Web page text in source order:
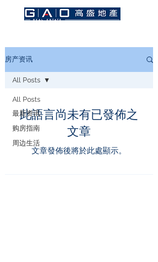
房产资讯
All Posts
最新资讯
购房指南
周边生活
All Posts
此語言尚未有已發佈之
文章
文章發佈後將於此處顯示。